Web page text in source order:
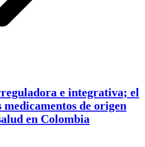
e integrativa; el
medicamentos de origen
en Colombia